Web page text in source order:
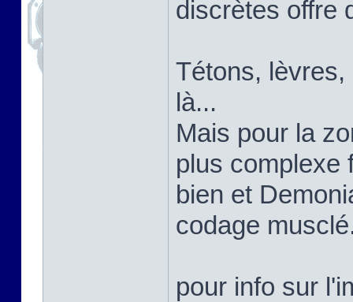
discrètes offre
Tétons,
là...
Mais pour la
plus complexe
bien et
codage
pour info sur